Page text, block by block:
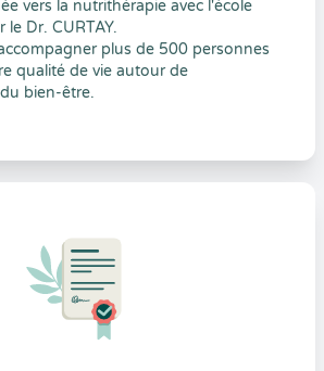
vers la nutrithérapie avec l'école
le Dr. CURTAY.
plus de 500 personnes
qualité de vie autour de
bien-être.